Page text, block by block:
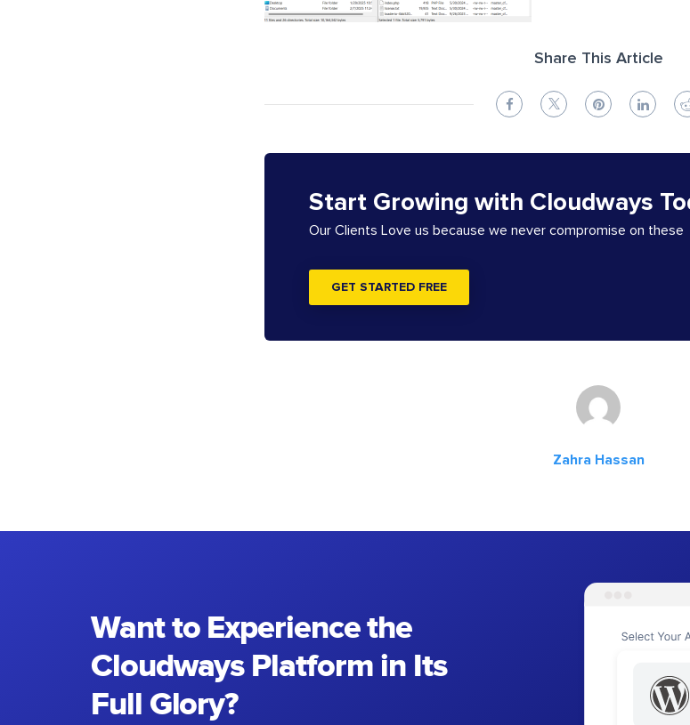
Share This Article
Start Growing with Cloudways
Our Clients Love us because we never compromise on these
GET STARTED FREE
Zahra Hassan
Want to Experience the
Cloudways Platform in Its
Full Glory?